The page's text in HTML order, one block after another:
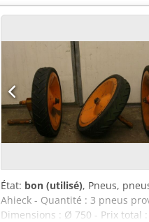
État: bon (utilisé), Pneus,
Ahieck - Quantité : 3 pneus
Dimensions : Ø 750 - Prix total